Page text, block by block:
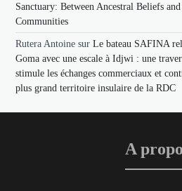
Sanctuary: Between Ancestral Beliefs
Communities
Rutera Antoine surLe bateau SAFINA
Goma avec une escale à Idjwi : une
stimule les échanges commerciaux et
plus grand territoire insulaire de la RDC
A